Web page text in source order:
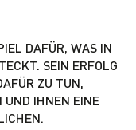
DAFÜR, WAS IN U
SEIN ERFOLG M
ZU TUN, U
IHNEN EINE K